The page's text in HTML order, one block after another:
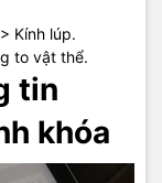
Kính lúp.
to vật thể.
tin
khóa